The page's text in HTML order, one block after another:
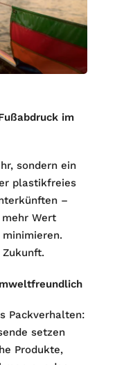
im
sondern ein
plastikfreies
–
Wert
Packverhalten:
setzen
Produkte,